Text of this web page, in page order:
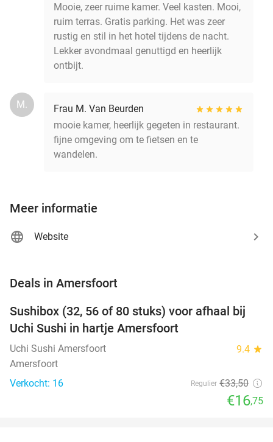
Mooie, zeer ruime kamer. Veel kasten. Mooi,
ruim terras. Gratis parking. Het was zeer
rustig en stil in het hotel tijdens de nacht.
Lekker avondmaal genuttigd en heerlijk
ontbijt.
M.
Frau M. Van Beurden
mooie kamer, heerlijk gegeten in restaurant.
fijne omgeving om te fietsen en te
wandelen.
Meer informatie
Website
Deals in Amersfoort
50%
TODAY
Sushibox (32, 56 of 80 stuks) voor afhaal bij
Uchi Sushi in hartje Amersfoort
Uchi Sushi Amersfoort 9.4 star
Amersfoort
Verkocht: 16
Regulier €33,50
€16,75